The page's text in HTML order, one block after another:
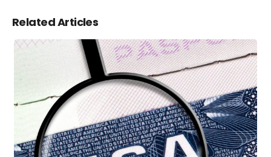
Related Articles